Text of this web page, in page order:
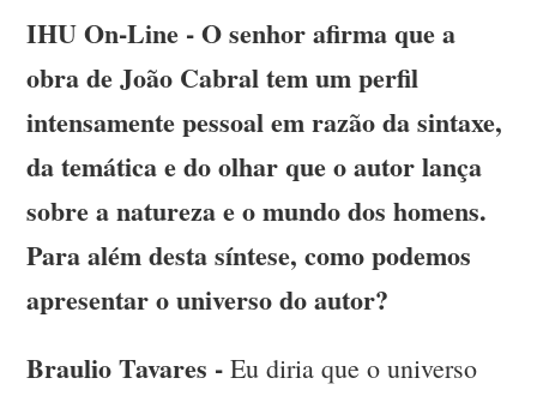
IHU On-Line - O senhor afirma que a
obra de João Cabral tem um perfil
intensamente pessoal em razão da sintaxe,
da temática e do olhar que o autor lança
sobre a natureza e o mundo dos homens.
Para além desta síntese, como podemos
apresentar o universo do autor?
Braulio Tavares -Eu diria que o universo